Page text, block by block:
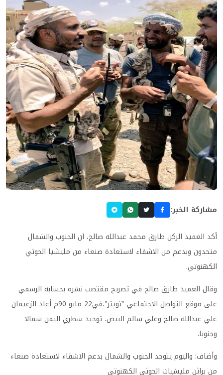
مشاركة الخبر:
أكد العميد الركن طارق محمد عبدالله صالح، ان الجنوب والشمال
متحدون وبدعم من الاشقاء لاستعادة صنعاء من مليشيا الحوثي
الكهنوتي.
وقال العميد طارق صالح في تصريح مقتضب نشره بحسابه الرسمي
على موقع التواصل الاجتماعي "تويتر"،في22 مايو 90م أعاد الزعيمان
علي عبدالله صالح وعلي سالم البيض، توحيد شطري اليمن شمالا
وجنوبا.
وأضاف: واليوم يتوحد الجنوب والشمال بدعم الاشقاء لاستعادة صنعاء
من براثن مليشيات الحوثي الكهنوتي